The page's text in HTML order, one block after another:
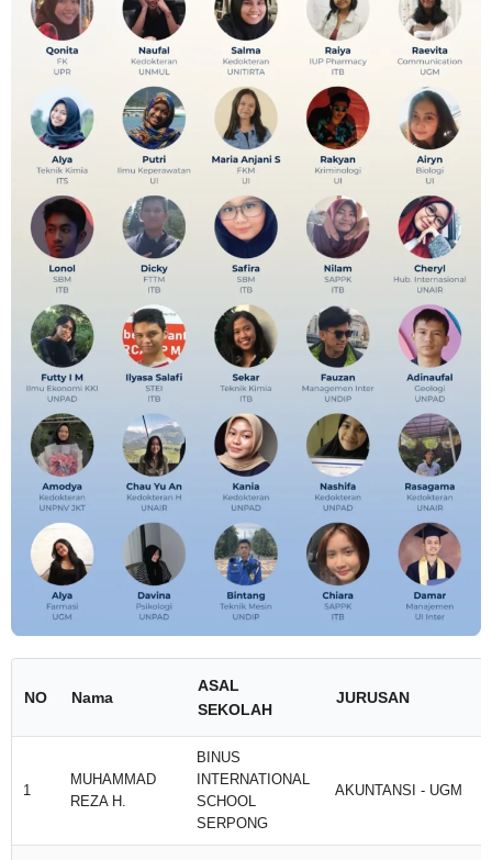
NO Nama
ASAL
SEKOLAH
JURUSAN
1
MUHAMMAD
REZA H.
BINUS
INTERNATIONAL
SCHOOL
SERPONG
AKUNTANSI - UGM